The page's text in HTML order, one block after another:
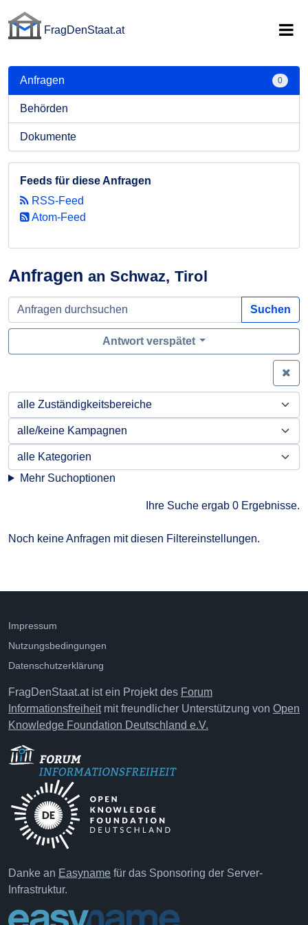
FragDenStaat.at
Anfragen an Schwaz, Tirol
Suchen
Antwort verspätet
Mehr Suchoptionen
Ihre Suche ergab 0 Ergebnisse.
Noch keine Anfragen mit diesen Filtereinstellungen.
Anfragen 0
Behörden
Dokumente
Feeds für diese Anfragen
RSS-Feed
Atom-Feed
Impressum
Nutzungsbedingungen
Datenschutzerklärung
FragDenStaat.at ist ein Projekt des Forum
Informationsfreiheitmit freundlicher Unterstützung von Open
Knowledge Foundation Deutschland e.V.
Danke an Easyname für das Sponsoring der Server-
Infrastruktur.